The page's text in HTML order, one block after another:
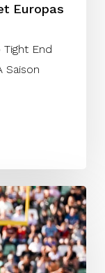
Europas
End
Saison